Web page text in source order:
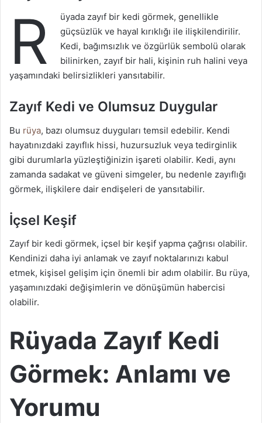
R
üyada zayıf bir kedi görmek, genellikle
güçsüzlük ve hayal kırıklığı ile ilişkilendirilir.
Kedi, bağımsızlık ve özgürlük sembolü olarak
bilinirken, zayıf bir hali, kişinin ruh halini veya
yaşamındaki belirsizlikleri yansıtabilir.
Zayıf Kedi ve Olumsuz Duygular
Bu rüya, bazı olumsuz duyguları temsil edebilir. Kendi
hayatınızdaki zayıflık hissi, huzursuzluk veya tedirginlik
gibi durumlarla yüzleştiğinizin işareti olabilir. Kedi, aynı
zamanda sadakat ve güveni simgeler, bu nedenle zayıflığı
görmek, ilişkilere dair endişeleri de yansıtabilir.
İçsel Keşif
Zayıf bir kedi görmek, içsel bir keşif yapma çağrısı olabilir.
Kendinizi daha iyi anlamak ve zayıf noktalarınızı kabul
etmek, kişisel gelişim için önemli bir adım olabilir. Bu rüya,
yaşamınızdaki değişimlerin ve dönüşümün habercisi
olabilir.
Rüyada Zayıf Kedi
Görmek: Anlamı ve
Yorumu